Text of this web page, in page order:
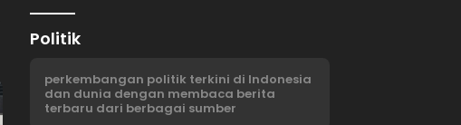
Politik
perkembangan politik terkini di Indonesia
dan dunia dengan membaca berita
terbaru dari berbagai sumber